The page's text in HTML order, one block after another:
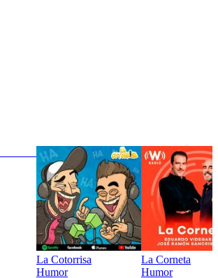
La Cotorrisa
Humor
La Corneta
Humor